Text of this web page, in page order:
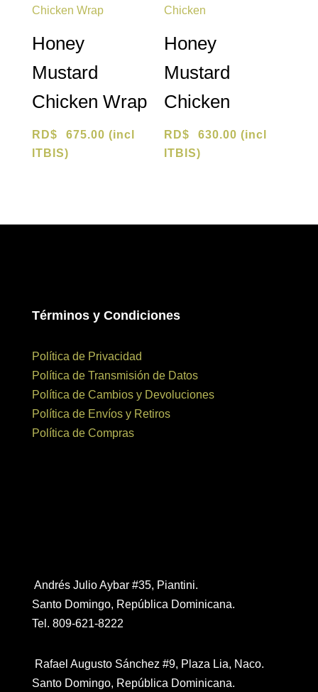
Honey
Mustard
Chicken Wrap
RD$ 675.00 (incl
ITBIS)
Honey
Mustard
Chicken
RD$ 630.00 (incl
ITBIS)
Términos y Condiciones
Política de Privacidad
Política de Transmisión de Datos
Política de Cambios y Devoluciones
Política de Envíos y Retiros
Política de Compras
Andrés Julio Aybar #35, Piantini.
Santo Domingo, República Dominicana.
Tel. 809-621-8222
Rafael Augusto Sánchez #9, Plaza Lia, Naco.
Santo Domingo, República Dominicana.